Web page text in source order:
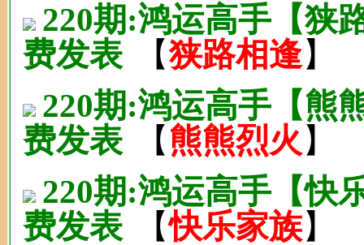
220期:鸿运高手【
费发表
【狭路相逢】
220期:鸿运高手【
费发表
【 熊熊烈火 】
220期:鸿运高手【
费发表
【快乐家族】